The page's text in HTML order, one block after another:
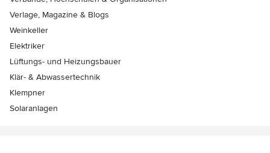
Verlage, Magazine & Blogs
Weinkeller
Elektriker
Lüftungs- und Heizungsbauer
Klär- & Abwassertechnik
Klempner
Solaranlagen